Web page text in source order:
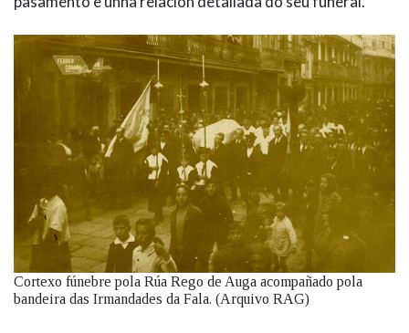
Cortexo fúnebre pola Rúa Rego de Auga acompañado pola
bandeira das Irmandades da Fala. (Arquivo RAG)